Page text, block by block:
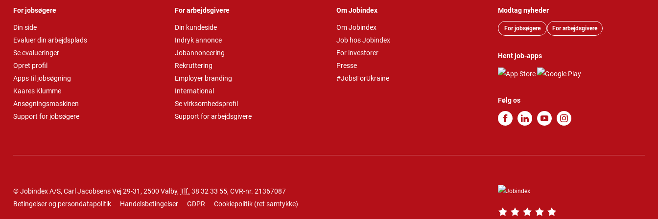
For jobsøgere
Din side
Evaluer din arbejdsplads
Se evalueringer
Opret profil
Apps til jobsøgning
Kaares Klumme
Ansøgningsmaskinen
Support for jobsøgere
For arbejdsgivere
Din kundeside
Indryk annonce
Jobannoncering
Rekruttering
Employer branding
International
Se virksomhedsprofil
Support for arbejdsgivere
Om Jobindex
Om Jobindex
Job hos Jobindex
For investorer
Presse
#JobsForUkraine
Modtag nyheder
For jobsøgere For arbejdsgivere
Hent job-apps
Følg os
© Jobindex A/S, Carl Jacobsens Vej 29-31, 2500 Valby, Tlf. 38 32 33 55, CVR-nr. 21367087
Betingelser og persondatapolitik
Handelsbetingelser GDPR Cookiepolitik (ret samtykke)